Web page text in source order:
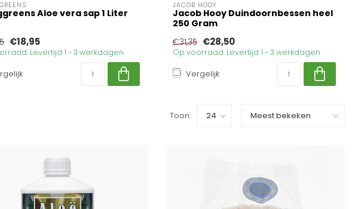
Aloe vera sap 1 Liter
€18,95
Levertijd 1 - 3 werkdagen
JACOB HOOY
Jacob Hooy Duindoornbessen heel
250 Gram
€31,35 €28,50
Op voorraad. Levertijd 1 - 3 werkdagen
Vergelijk
Toon: